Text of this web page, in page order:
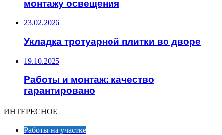
монтажу освещения
23.02.2026
Укладка тротуарной плитки во дворе
19.10.2025
Работы и монтаж: качество
гарантировано
ИНТЕРЕСНОЕ
Работы на участке